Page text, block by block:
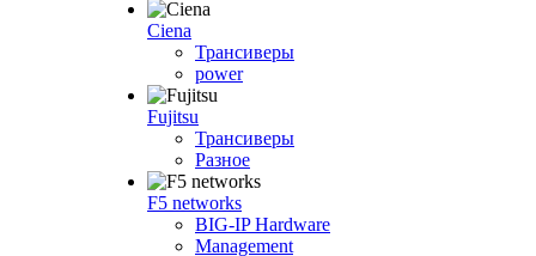
Ciena
Трансиверы
power
Fujitsu
Трансиверы
Разное
F5 networks
BIG-IP Hardware
Management